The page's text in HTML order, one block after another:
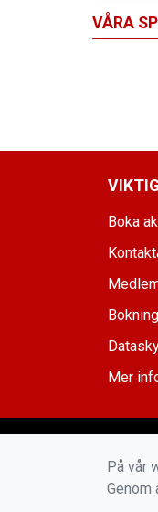
VÅRA
Boka
Mer
På vår
Genom